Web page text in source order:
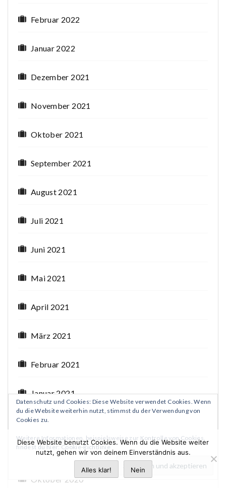
Februar 2022
Januar 2022
Dezember 2021
November 2021
Oktober 2021
September 2021
August 2021
Juli 2021
Juni 2021
Mai 2021
April 2021
März 2021
Februar 2021
Januar 2021
Dezember 2020
November 2020
Oktober 2020
Datenschutz und Cookies: Diese Website verwendet Cookies. Wenn
du die Website weiterhin nutzt, stimmst du der Verwendung von
Cookies zu.
Weitere Informationen, beispielsweise zur Kontrolle von Cookies,
findest du hier:Cookie-Richtlinie
Diese Website benutzt Cookies. Wenn du die Website weiter
nutzt, gehen wir von deinem Einverständnis aus.
Alles klar! Nein